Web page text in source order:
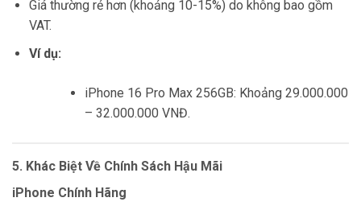
Giá thường rẻ hơn (khoảng 10-15%) do không bao gồm
VAT.
Ví dụ:
iPhone 16 Pro Max 256GB: Khoảng 29.000.000
– 32.000.000 VNĐ.
5. Khác Biệt Về Chính Sách Hậu Mãi
iPhone Chính Hãng